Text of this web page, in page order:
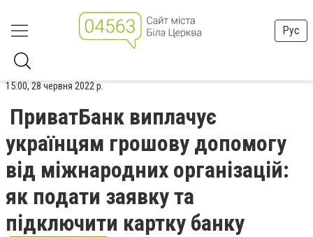
Рус
15:00, 28 червня 2022 р.
ПриватБанк виплачує
українцям грошову допомогу
від міжнародних організацій:
як подати заявку та
підключити картку банку